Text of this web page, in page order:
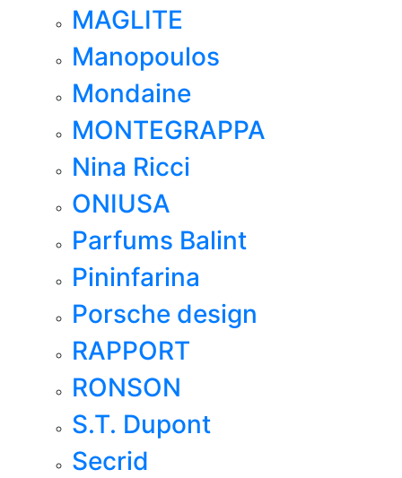
MAGLITE
Manopoulos
Mondaine
MONTEGRAPPA
Nina Ricci
ONIUSA
Parfums Balint
Pininfarina
Porsche design
RAPPORT
RONSON
S.T. Dupont
Secrid